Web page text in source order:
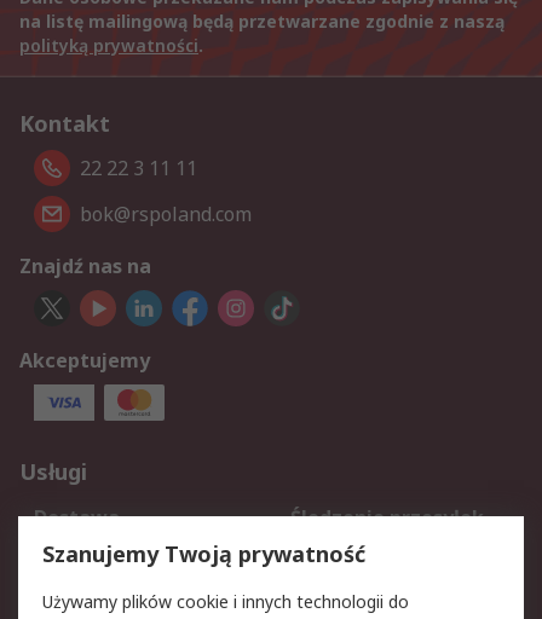
na listę mailingową będą przetwarzane zgodnie z naszą
polityką prywatności.
Kontakt
22 22 3 11 11
bok@rspoland.com
Znajdź nas na
Akceptujemy
Usługi
Dostawa
Śledzenie przesyłek
Reklamacje i zwroty
Rejestracja
Szanujemy Twoją prywatność
Używamy plików cookie i innych technologii do